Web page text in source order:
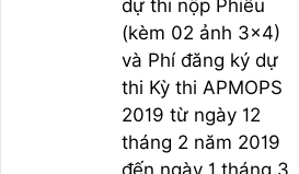
dự thi nộp Phiếu
(kèm 02 ảnh 3×4)
và Phí đăng ký dự
thi Kỳ thi APMOPS
2019 từ ngày 12
tháng 2 năm 2019
đến ngày 1 tháng 3